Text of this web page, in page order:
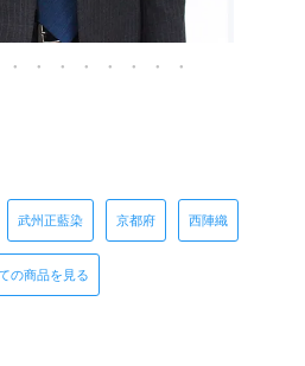
武州正藍染 京都府 西陣織
の商品を見る